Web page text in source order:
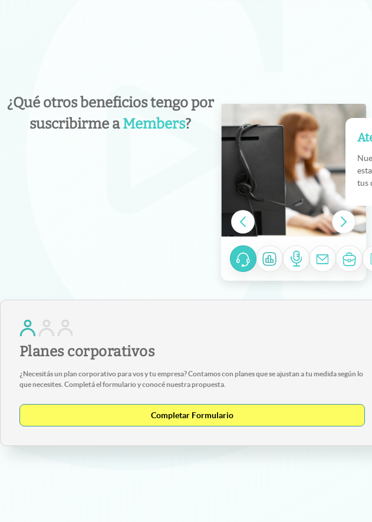
¿Qué otros beneficios tengo por
suscribirme aMembers?
tus
Planes corporativos
¿Necesitás un plan corporativo para vos y tu empresa? Contamos con planes que se ajustan a tu medida según lo
que necesites. Completá el formulario y conocé nuestra propuesta.
Completar Formulario